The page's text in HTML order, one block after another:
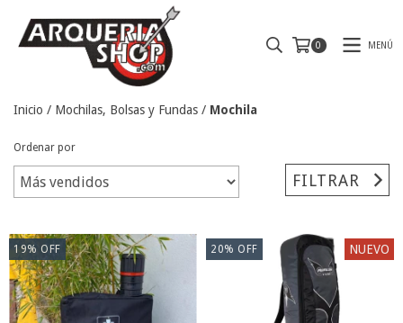
0 MENÚ
Inicio / Mochilas, Bolsas y Fundas / Mochila
Ordenar por
FILTRAR
19% OFF 20% OFF NUEVO